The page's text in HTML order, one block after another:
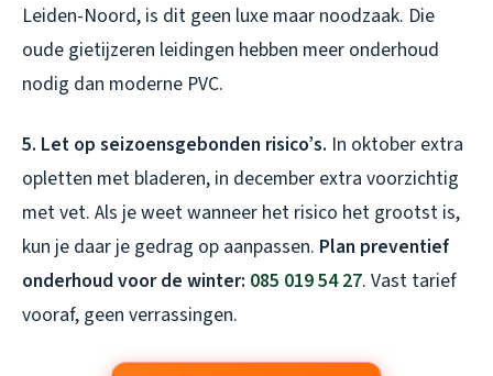
Leiden-Noord, is dit geen luxe maar noodzaak. Die
oude gietijzeren leidingen hebben meer onderhoud
nodig dan moderne PVC.
5. Let op seizoensgebonden risico’s. In oktober extra
opletten met bladeren, in december extra voorzichtig
met vet. Als je weet wanneer het risico het grootst is,
kun je daar je gedrag op aanpassen. Plan preventief
onderhoud voor de winter: 085 019 54 27. Vast tarief
vooraf, geen verrassingen.